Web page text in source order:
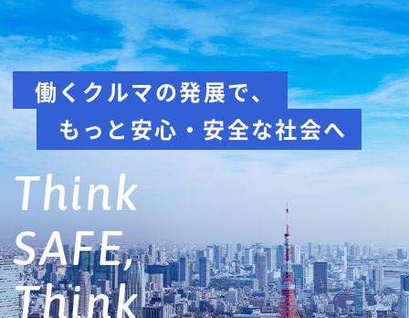
安全への取組み
Think about
safety
詳しくみる